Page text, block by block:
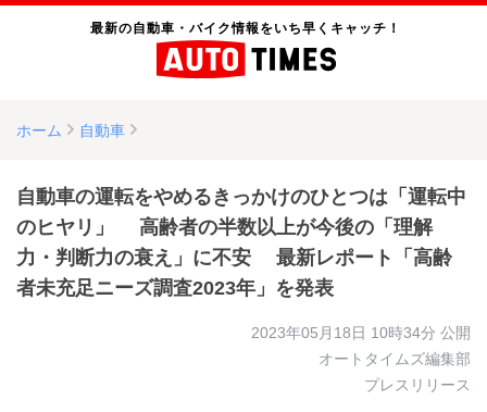
最新の自動車・バイク情報をいち早くキャッチ！
ホーム 自動車
自動車の運転をやめるきっかけのひとつは「運転中
のヒヤリ」 高齢者の半数以上が今後の「理解
力・判断力の衰え」に不安 最新レポート「高齢
者未充足ニーズ調査2023年」を発表
2023年05月18日 10時34分 公開
オートタイムズ編集部
プレスリリース